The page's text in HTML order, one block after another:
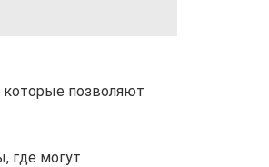
которые позволяют
где могут